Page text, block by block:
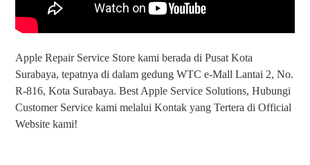
Apple Repair Service Store kami berada di Pusat Kota
Surabaya, tepatnya di dalam gedung WTC e-Mall Lantai 2, No.
R-816, Kota Surabaya. Best Apple Service Solutions, Hubungi
Customer Service kami melalui Kontak yang Tertera di Official
Website kami!